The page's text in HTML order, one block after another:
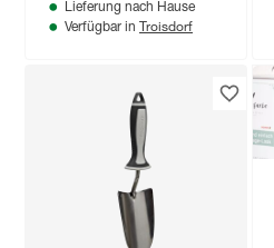
Lieferung nach Hause
Verfügbar in Troisdorf